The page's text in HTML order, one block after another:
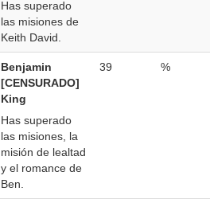
Has superado
las misiones de
Keith David.
Benjamin
[CENSURADO]
King
Has superado
las misiones, la
misión de lealtad
y el romance de
Ben.
39 %